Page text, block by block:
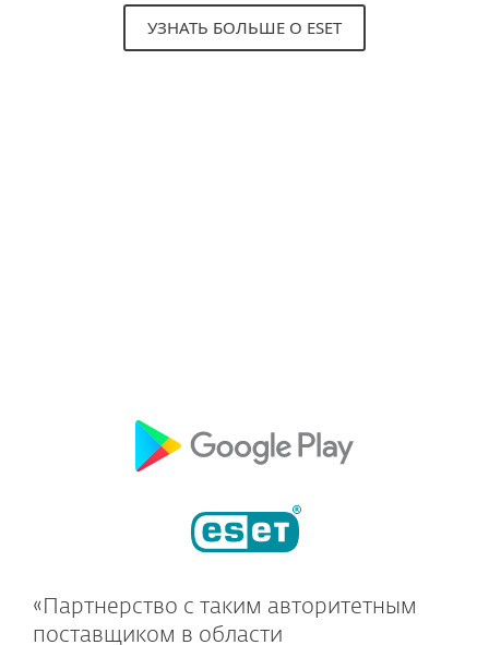
УЗНАТЬ БОЛЬШЕ О ESET
«Партнерство с таким авторитетным
поставщиком в области